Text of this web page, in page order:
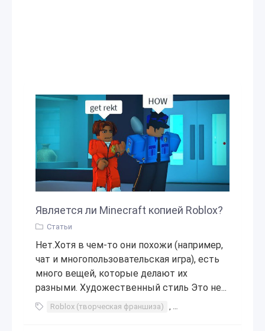
Является ли Minecraft копией Roblox?
Статьи
Нет.Хотя в чем-то они похожи (например,
чат и многопользовательская игра), есть
много вещей, которые делают их
разными. Художественный стиль Это не...
Roblox (творческая франшиза) , Minecraft (Microsoft)